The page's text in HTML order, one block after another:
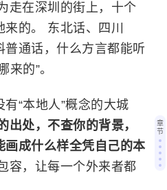
走在深圳的街上，十个
的。 东北话、四川
通话，什么方言都能听
来的”。
“本地人”概念的大城
出处，不查你的背景，
画成什么样全凭自己的本
容，让每一个外来者都
章
节